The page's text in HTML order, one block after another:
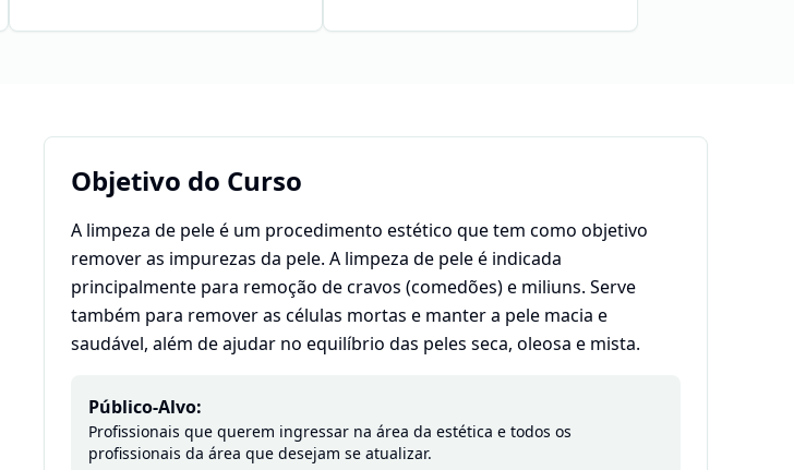
Objetivo do Curso
A limpeza de pele é um procedimento estético que tem como objetivo
remover as impurezas da pele. A limpeza de pele é indicada
principalmente para remoção de cravos (comedões) e miliuns. Serve
também para remover as células mortas e manter a pele macia e
saudável, além de ajudar no equilíbrio das peles seca, oleosa e mista.
Público-Alvo:
Profissionais que querem ingressar na área da estética e todos os
profissionais da área que desejam se atualizar.